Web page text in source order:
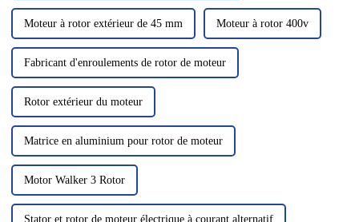
Moteur à rotor extérieur de 45 mm Moteur à rotor 400v
Fabricant d'enroulements de rotor de moteur
Rotor extérieur du moteur
Matrice en aluminium pour rotor de moteur
Motor Walker 3 Rotor
Stator et rotor de moteur électrique à courant alternatif